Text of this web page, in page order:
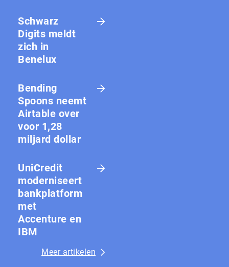
Schwarz
Digits meldt
zich in
Benelux
Bending
Spoons neemt
Airtable over
voor 1,28
miljard dollar
UniCredit
moderniseert
bankplatform
met
Accenture en
IBM
Meer artikelen